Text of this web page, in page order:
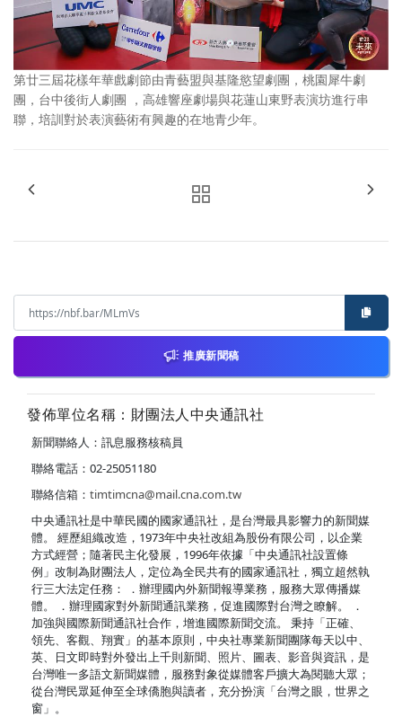
第廿三屆花樣年華戲劇節由青藝盟與基隆慾望劇團，桃園犀牛劇
團，台中後街人劇團 ，高雄響座劇場與花蓮山東野表演坊進行串
聯，培訓對於表演藝術有興趣的在地青少年。
推廣新聞稿
發佈單位名稱：財團法人中央通訊社
新聞聯絡人：訊息服務核稿員
聯絡電話：02-25051180
聯絡信箱： timtimcna@mail.cna.com.tw
中央通訊社是中華民國的國家通訊社，是台灣最具影響力的新聞媒
體。 經歷組織改造，1973年中央社改組為股份有限公司，以企業
方式經營；隨著民主化發展，1996年依據「中央通訊社設置條
例」改制為財團法人，定位為全民共有的國家通訊社，獨立超然執
行三大法定任務： ．辦理國內外新聞報導業務，服務大眾傳播媒
體。 ．辦理國家對外新聞通訊業務，促進國際對台灣之瞭解。 ．
加強與國際新聞通訊社合作，增進國際新聞交流。 秉持「正確、
領先、客觀、翔實」的基本原則，中央社專業新聞團隊每天以中、
英、日文即時對外發出上千則新聞、照片、圖表、影音與資訊，是
台灣唯一多語文新聞媒體，服務對象從媒體客戶擴大為閱聽大眾；
從台灣民眾延伸至全球僑胞與讀者，充分扮演「台灣之眼，世界之
窗」。